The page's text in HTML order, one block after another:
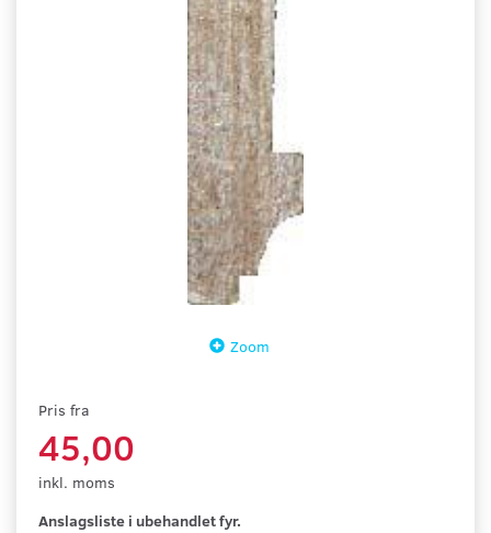
Zoom
Pris fra
45,00
inkl. moms
Anslagsliste i ubehandlet fyr.